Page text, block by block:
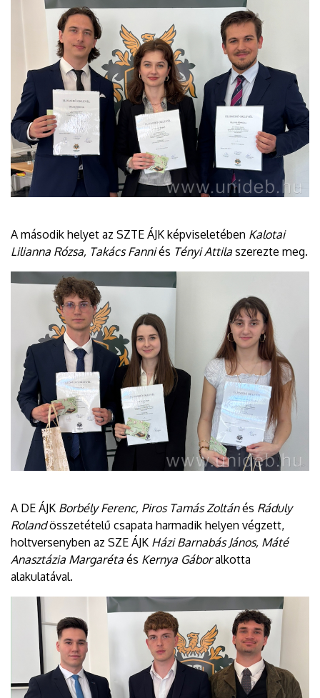
A második helyet az SZTE ÁJK képviseletében Kalotai
Lilianna Rózsa, Takács Fanniés Tényi Attila szerezte meg.
A DE ÁJK Borbély Ferenc, Piros Tamás Zoltánés Ráduly
Rolandösszetételű csapata harmadik helyen végzett,
holtversenyben az SZE ÁJK Házi Barnabás János, Máté
Anasztázia Margaréta és Kernya Gáboralkotta
alakulatával.